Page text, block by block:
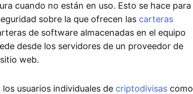
cuando no están en uso. Esto se hace para
sobre la que ofrecen las carteras
de software almacenadas en el equipo
desde los servidores de un proveedor de
web.
usuarios individuales de criptodivisas como